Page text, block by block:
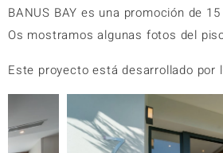
BANUS BAY es una promoción de
Os mostramos algunas fotos del
Este proyecto está desarrollado por